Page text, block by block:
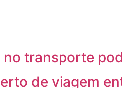
transporte
de viagem